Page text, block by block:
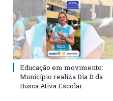
Educação em movimento:
Município realiza Dia D da
Busca Ativa Escolar